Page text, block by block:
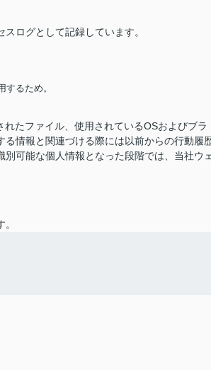
ログとして記録しています。
るため。
たファイル、使用されているOSおよびブラ
情報と関連づける際には以前からの行動履
可能な個人情報となった段階では、当社ウ